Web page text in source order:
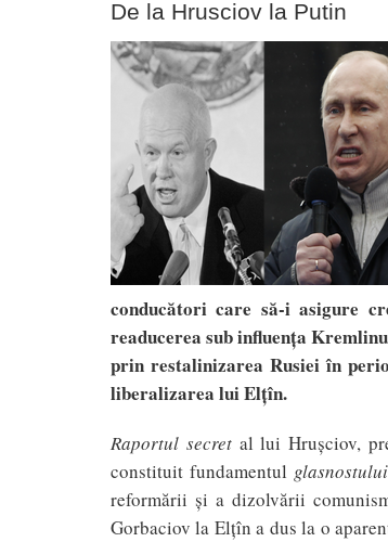
De la Hrusciov la Putin
conducători care să-i asigure
readucerea sub influenţa
prin restalinizarea Rusiei în
liberalizarea lui Elţîn.
Raportul secretal lui Hruşciov,
constituit fundamentul glasnostului
reformării şi a dizolvării
Gorbaciov la Elţîn a dus la o